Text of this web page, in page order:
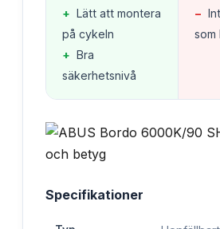
+ Lätt att montera
på cykeln
+ Bra
säkerhetsnivå
−
som
Specifikationer